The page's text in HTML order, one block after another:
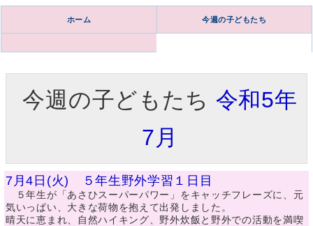
ホーム 今週の子どもたち
今週の子どもたち 令和5年
7月
7月4日(火) ５年生野外学習１日目
５年生が「あさひスーパーパワー」をキャッチフレーズに、元
気いっぱい、大きな荷物を抱えて出発しました。
晴天に恵まれ、自然ハイキング、野外炊飯と野外での活動を満喫